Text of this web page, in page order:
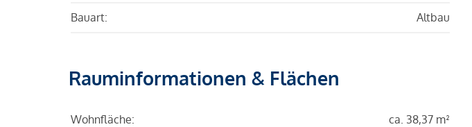
Bauart: Altbau
Rauminformationen & Flächen
Wohnfläche: ca. 38,37 m²